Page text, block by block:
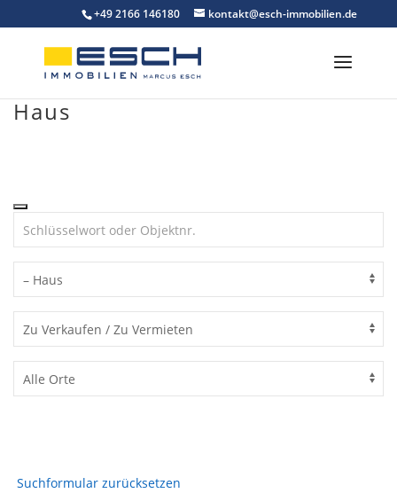
to
content
+49 2166 146180 kontakt@esch-immobilien.de
Haus
Suchformular zurücksetzen